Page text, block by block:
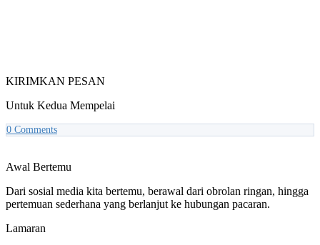
KIRIMKAN PESAN
Untuk Kedua Mempelai
0 Comments
Awal Bertemu
Dari sosial media kita bertemu, berawal dari obrolan ringan, hingga
pertemuan sederhana yang berlanjut ke hubungan pacaran.
Lamaran